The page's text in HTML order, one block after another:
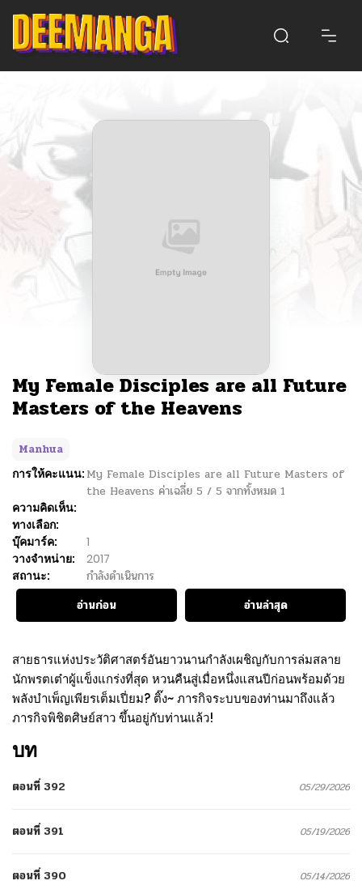
My Female Disciples are all Future
Masters of the Heavens
Manhua
การให้คะแนน: My Female Disciples are all Future Masters of
the Heavens ค่าเฉลี่ย 5 / 5 จากทั้งหมด 1
ความคิดเห็น:
ทางเลือก:
บุ๊คมาร์ค:
1
วางจำหน่าย:
2017
สถานะ:
กำลังดำเนินการ
อ่านก่อน
อ่านล่าสุด
สายธารแห่งประวัติศาสตร์อันยาวนานกำลังเผชิญกับการล่มสลาย
นักพรตเต๋าผู้แข็งแกร่งที่สุด หวนคืนสู่เมื่อหนึ่งแสนปีก่อนพร้อมด้วย
พลังบำเพ็ญเพียรเต็มเปี่ยม? ติ๊ง~ ภารกิจระบบของท่านมาถึงแล้ว
ภารกิจพิชิตศิษย์สาว ขึ้นอยู่กับท่านแล้ว!
บท
ตอนที่ 392 05/29/2026
ตอนที่ 391 05/19/2026
ตอนที่ 390 05/14/2026